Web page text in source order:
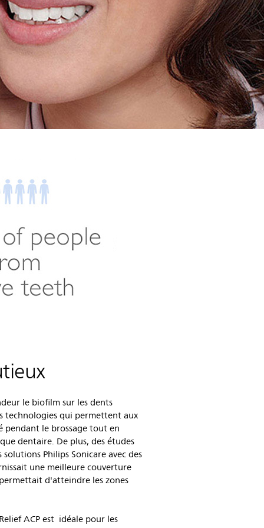
le biofilm sur les dents
technologies qui permettent aux
pendant le brossage tout en
dentaire. De plus, des études
Philips Sonicare avec des
une meilleure couverture
d'atteindre les zones
ACP est idéale pour les